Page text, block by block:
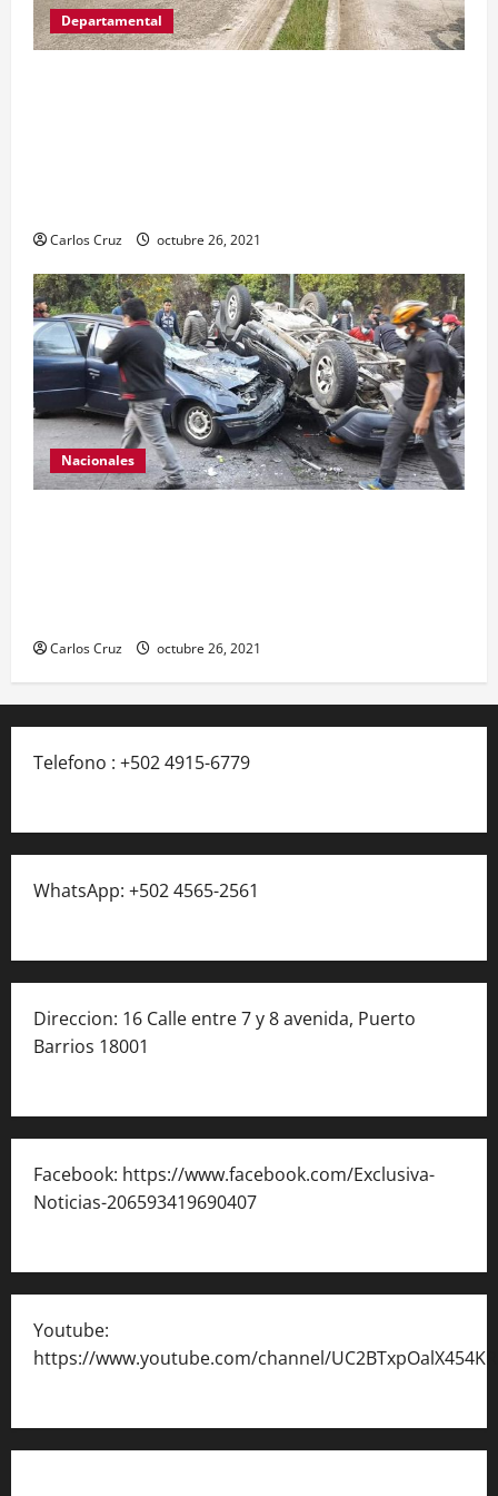
Departamental
Carlos Cruz octubre 26, 2021
Nacionales
Carlos Cruz octubre 26, 2021
Telefono : +502 4915-6779
WhatsApp: +502 4565-2561
Direccion: 16 Calle entre 7 y 8 avenida, Puerto
Barrios 18001
Facebook: https://www.facebook.com/Exclusiva-
Noticias-206593419690407
Youtube:
https://www.youtube.com/channel/